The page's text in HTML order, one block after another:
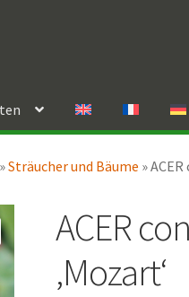
»Sträucher und Bäume »
ACER
‚Mozart‘